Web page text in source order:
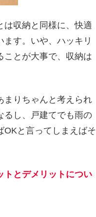
収納と同様に、快適
す。いや、ハッキリ
ことが大事で、収納は
まりちゃんと考えられ
るし、戸建てでも雨の
OKと言ってしまえばそ
トとデメリットについ